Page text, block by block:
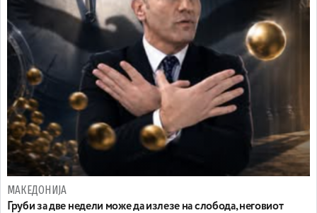
МАКЕДОНИЈА
Груби за две недели може да излезе на слобода, неговиот